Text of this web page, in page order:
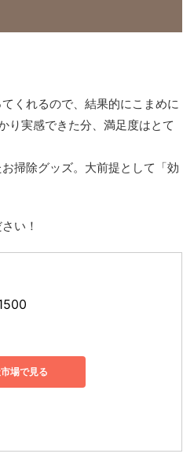
くれるので、結果的にこまめに
り実感できた分、満足度はとて
掃除グッズ。大前提として「効
い！
場で見る